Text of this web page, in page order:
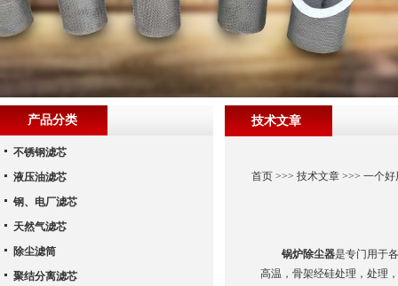
技术文章
首页>>> 技术文章>>> 一个好
锅炉除尘器是专门用于
高温，骨架经硅处理，处理
产品分类
不锈钢滤芯
液压油滤芯
钢、电厂滤芯
天然气滤芯
除尘滤筒
聚结分离滤芯